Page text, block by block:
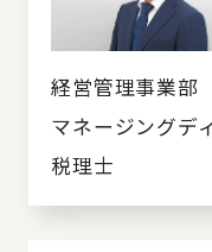
経営管理事業部
マネージングデ
税理士